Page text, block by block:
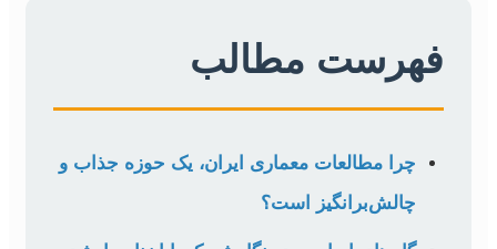
فهرست مطالب
چرا مطالعات معماری ایران، یک حوزه جذاب و
چالش‌برانگیز است؟